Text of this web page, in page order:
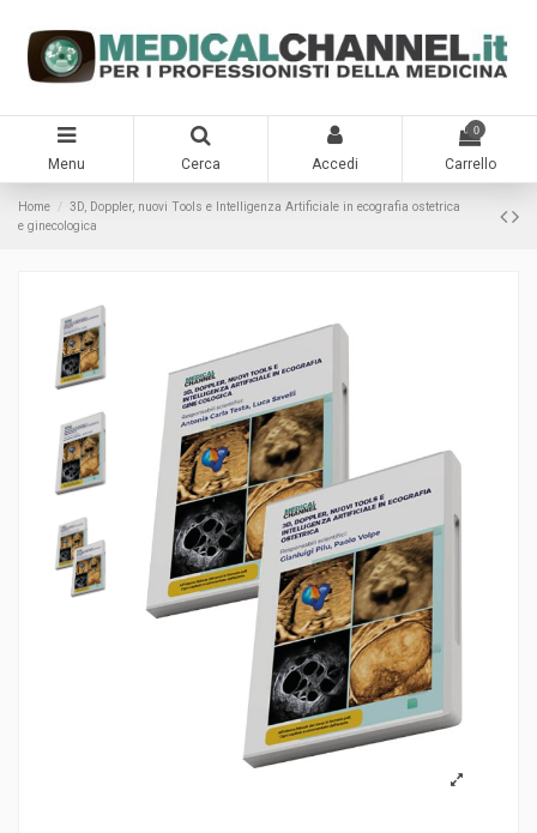
Menu Cerca Accedi
0
Carrello
Home
3D, Doppler, nuovi Tools e Intelligenza Artificiale in ecografia ostetrica
e ginecologica